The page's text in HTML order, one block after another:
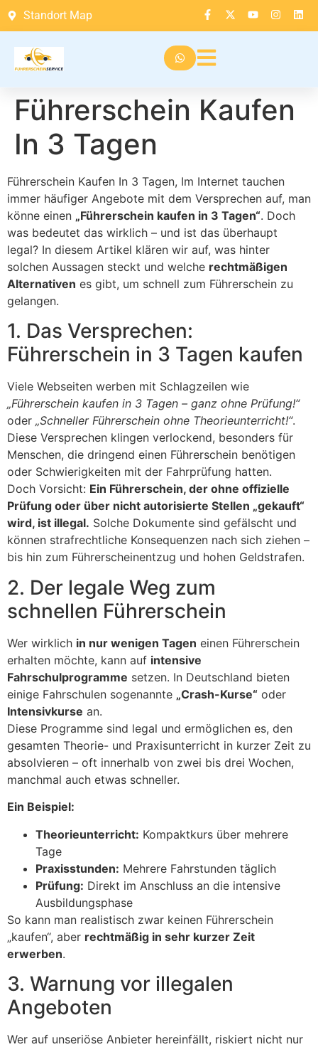
Standort Map
Führerschein Kaufen
In 3 Tagen
Führerschein Kaufen In 3 Tagen, Im Internet tauchen
immer häufiger Angebote mit dem Versprechen auf, man
könne einen „Führerschein kaufen in 3 Tagen“. Doch
was bedeutet das wirklich – und ist das überhaupt
legal? In diesem Artikel klären wir auf, was hinter
solchen Aussagen steckt und welche rechtmäßigen
Alternativen es gibt, um schnell zum Führerschein zu
gelangen.
1. Das Versprechen:
Führerschein in 3 Tagen kaufen
Viele Webseiten werben mit Schlagzeilen wie
„Führerschein kaufen in 3 Tagen – ganz ohne Prüfung!“
oder „Schneller Führerschein ohne Theorieunterricht!“.
Diese Versprechen klingen verlockend, besonders für
Menschen, die dringend einen Führerschein benötigen
oder Schwierigkeiten mit der Fahrprüfung hatten.
Doch Vorsicht: Ein Führerschein, der ohne offizielle
Prüfung oder über nicht autorisierte Stellen „gekauft“
wird, ist illegal. Solche Dokumente sind gefälscht und
können strafrechtliche Konsequenzen nach sich ziehen –
bis hin zum Führerscheinentzug und hohen Geldstrafen.
2. Der legale Weg zum
schnellen Führerschein
Wer wirklich in nur wenigen Tagen einen Führerschein
erhalten möchte, kann auf intensive
Fahrschulprogramme setzen. In Deutschland bieten
einige Fahrschulen sogenannte „Crash-Kurse“ oder
Intensivkurse an.
Diese Programme sind legal und ermöglichen es, den
gesamten Theorie- und Praxisunterricht in kurzer Zeit zu
absolvieren – oft innerhalb von zwei bis drei Wochen,
manchmal auch etwas schneller.
Ein Beispiel:
Theorieunterricht: Kompaktkurs über mehrere
Tage
Praxisstunden: Mehrere Fahrstunden täglich
Prüfung: Direkt im Anschluss an die intensive
Ausbildungsphase
So kann man realistisch zwar keinen Führerschein
„kaufen“, aber rechtmäßig in sehr kurzer Zeit
erwerben.
3. Warnung vor illegalen
Angeboten
Wer auf unseriöse Anbieter hereinfällt, riskiert nicht nur